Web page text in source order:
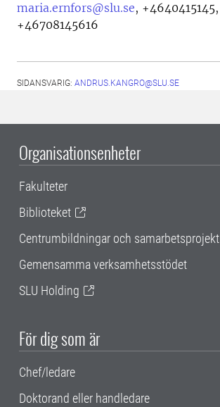
maria.ernfors@slu.se, +4640415145,
+46708145616
SIDANSVARIG: ANDRUS.KANGRO@SLU.SE
Organisationsenheter
Fakulteter
Biblioteket
Centrumbildningar och samarbetsprojekt
Gemensamma verksamhetsstödet
SLU Holding
För dig som är
Chef/ledare
Doktorand eller handledare